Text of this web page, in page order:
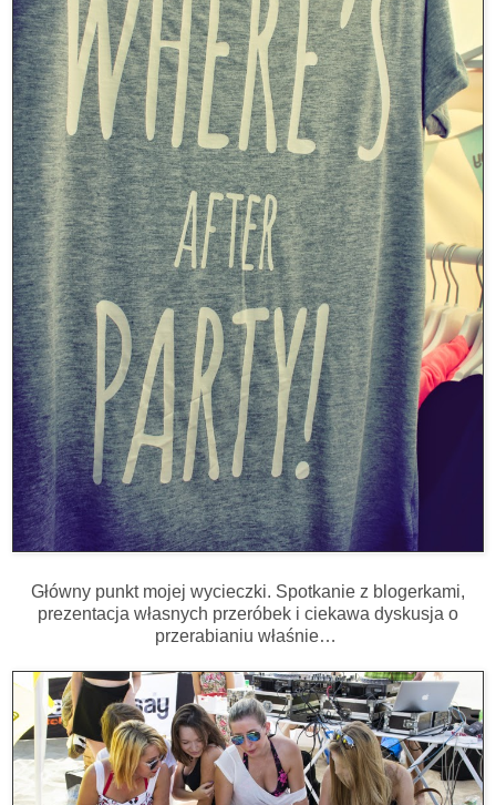
Główny punkt mojej wycieczki. Spotkanie z blogerkami,
prezentacja własnych przeróbek i ciekawa dyskusja o
przerabianiu właśnie…